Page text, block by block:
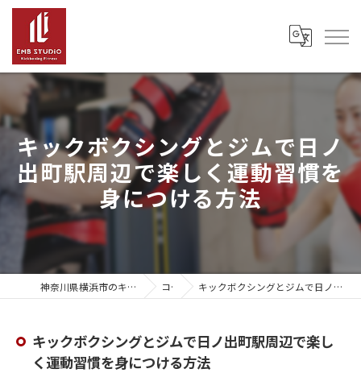
キックボクシングとジムで日ノ
出町駅周辺で楽しく運動習慣を
身につける方法
神奈川県横浜市のキックボクシングならEMB Studio コラム キックボクシングとジムで日ノ出町駅周辺で楽しく運動習慣を身につける方法
キックボクシングとジムで日ノ出町駅周辺で楽し
く運動習慣を身につける方法